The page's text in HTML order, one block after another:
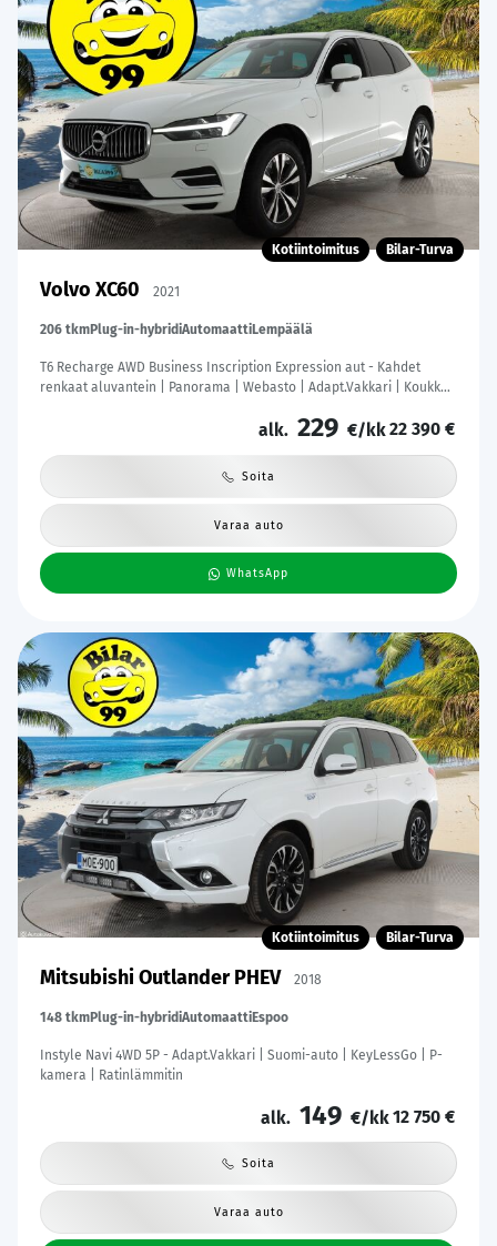
Kotiintoimitus Bilar-Turva
Volvo XC60 2021
206 tkmPlug-in-hybridiAutomaattiLempäälä
T6 Recharge AWD Business Inscription Expression aut - Kahdet
renkaat aluvantein | Panorama | Webasto | Adapt.Vakkari | Koukku |
alk. 229 €/kk22 390 €
Soita
Varaa auto
WhatsApp
Kotiintoimitus Bilar-Turva
Mitsubishi Outlander PHEV 2018
148 tkmPlug-in-hybridiAutomaattiEspoo
Instyle Navi 4WD 5P - Adapt.Vakkari | Suomi-auto | KeyLessGo | P-
kamera | Ratinlämmitin
alk. 149 €/kk12 750 €
Soita
Varaa auto